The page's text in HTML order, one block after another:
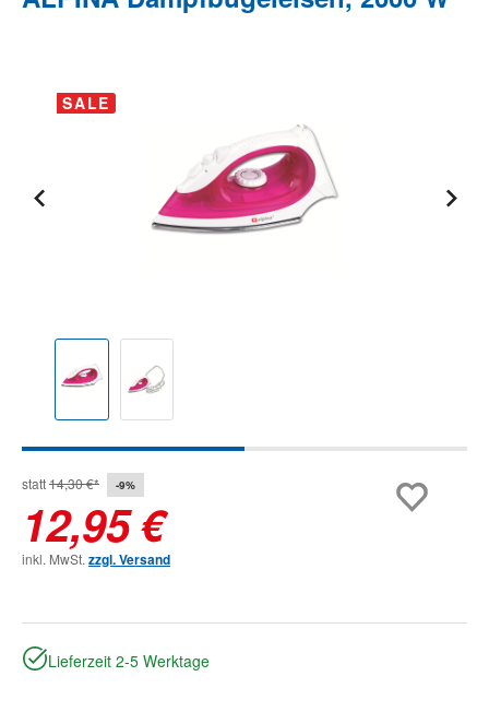
Bildergalerie überspringen
SALE
statt14,30 €* -9%
12,95 €
inkl. MwSt. zzgl. Versand
Lieferzeit 2-5 Werktage